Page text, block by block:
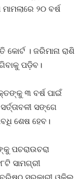
୨୦ ବର୍ଷ
। ଜରିମାନା ରାଶି
ପଡ଼ିବ।
୩ ବର୍ଷ ପାଇଁ
ସଙ୍ଗେ
ଶେଷ ହେବ।
ପଚରାଉଚରା
ସାମଗ୍ରୀ